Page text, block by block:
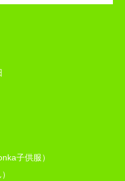
子供服）